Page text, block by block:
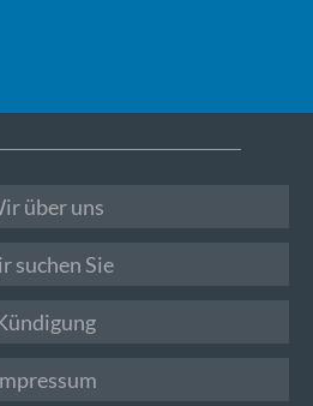
über uns
suchen Sie